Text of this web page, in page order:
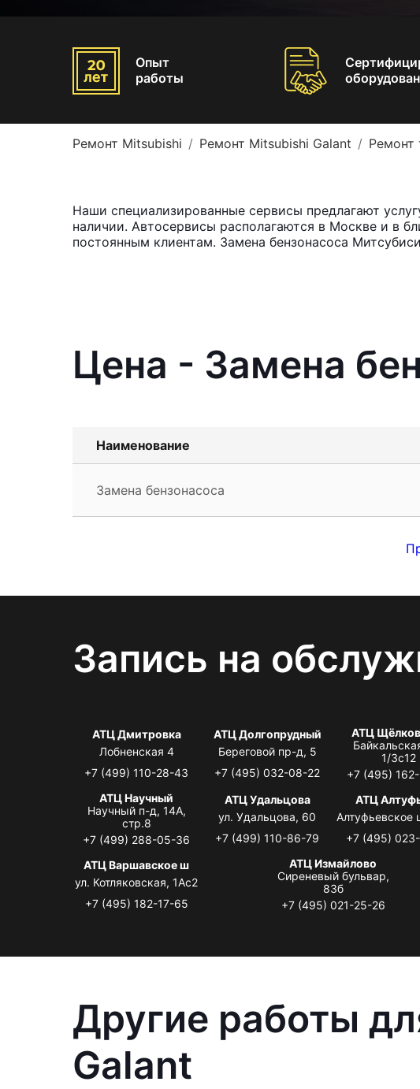
Опыт
работы
Ремонт Mitsubishi Ремонт Mitsubishi Galant Ремонт
Наши специализированные сервисы предлагают
наличии. Автосервисы располагаются в Москве и в
постоянным клиентам. Замена бензонасоса
Цена - Замена
Наименование
Замена бензонасоса
Запись на
АТЦ Дмитровка
Лобненская 4
+7 (499) 110-28-43
АТЦ Долгопрудный
Береговой пр-д, 5
+7 (495) 032-08-22
АТЦ
1/3с12
+7 (495)
АТЦ Научный
Научный п-д, 14А,
стр.8
+7 (499) 288-05-36
АТЦ Удальцова
ул. Удальцова, 60
+7 (499) 110-86-79
АТЦ
Алтуфьевское
+7 (495)
АТЦ Варшавское ш
ул. Котляковская, 1Ас2
+7 (495) 182-17-65
АТЦ Измайлово
Сиреневый бульвар,
83б
+7 (495) 021-25-26
Другие работы
Galant